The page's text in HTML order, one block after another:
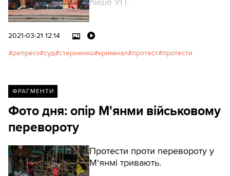
2021-03-21 12:14
репресії суд стерненко кримінал протест протести
ФРАГМЕНТИ
Фото дня: опір М'янми військовому
перевороту
Протести проти перевороту у
М'янмі тривають.